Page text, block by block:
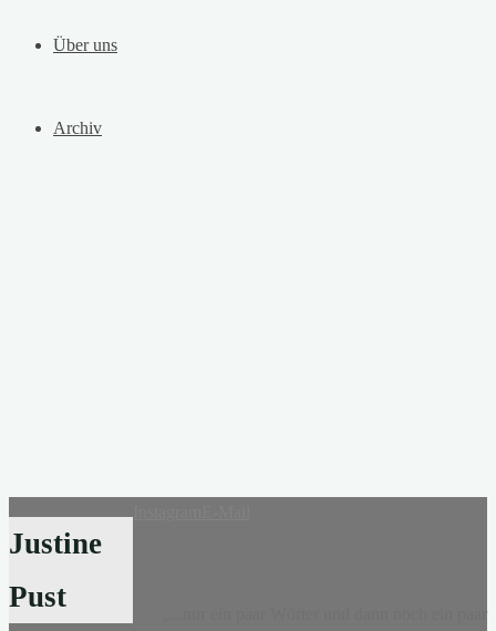
Über uns
Archiv
Justine
Pust